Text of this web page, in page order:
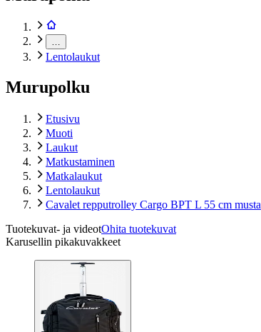
Lentolaukut
Murupolku
Etusivu
Muoti
Laukut
Matkustaminen
Matkalaukut
Lentolaukut
Cavalet repputrolley Cargo BPT L 55 cm musta
Tuotekuvat- ja videotOhita tuotekuvat
Karusellin pikakuvakkeet